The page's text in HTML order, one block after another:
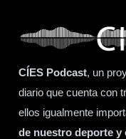
CÍES Podcast, un
diario que cuenta con
ellos igualmente
de nuestro deporte y